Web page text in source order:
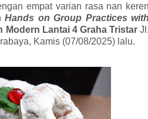
empat varian rasa nan
Hands on Group Practices with
Modern Lantai 4 Graha TristarJl.
Kamis (07/08/2025) lalu.